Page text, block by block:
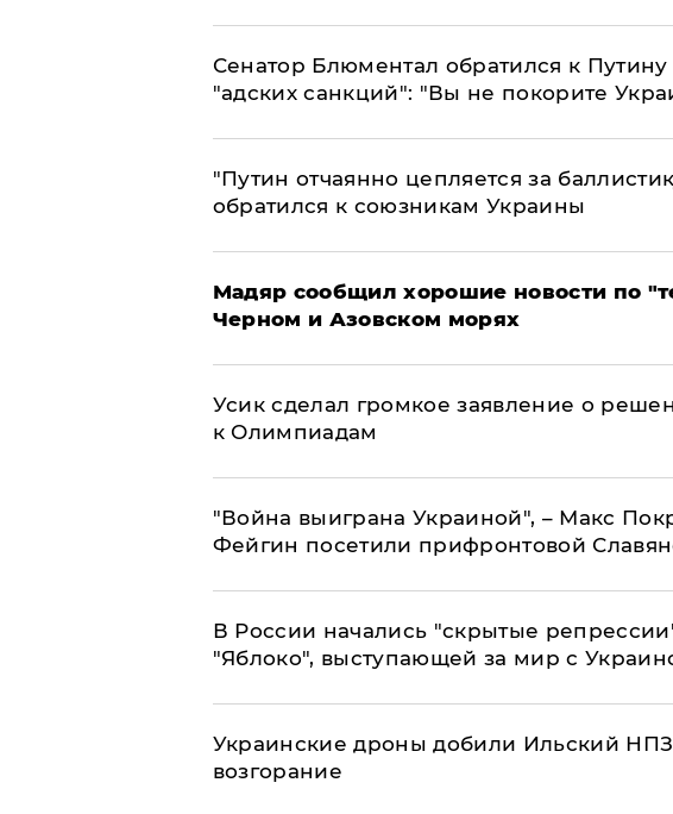
Сенатор Блюментал обратился к
"адских санкций": "Вы не покорите
"Путин отчаянно цепляется за
обратился к союзникам Украины
Мадяр сообщил хорошие новости по
Черном и Азовском морях
Усик сделал громкое заявление о
к Олимпиадам
"Война выиграна Украиной", – Макс
Фейгин посетили прифронтовой
В России начались "скрытые
"Яблоко", выступающей за мир с
Украинские дроны добили Ильский НПЗ
возгорание